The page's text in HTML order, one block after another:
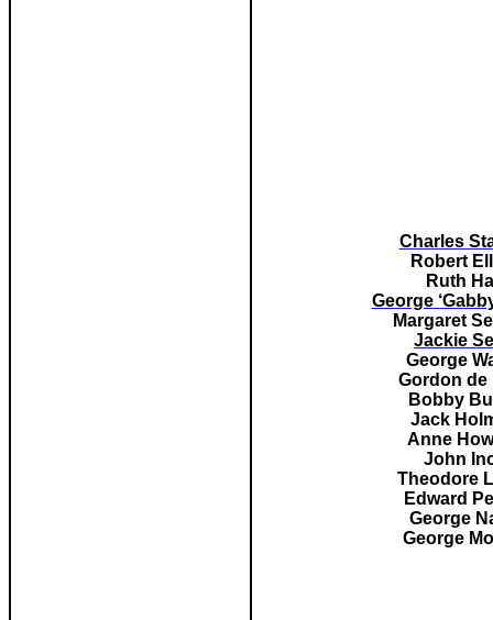
Charles
Robert
Ruth
George
Margaret
Jackie
George
Gordon de
Bobby
Jack
Anne
John
Theodore
Edward
George
George